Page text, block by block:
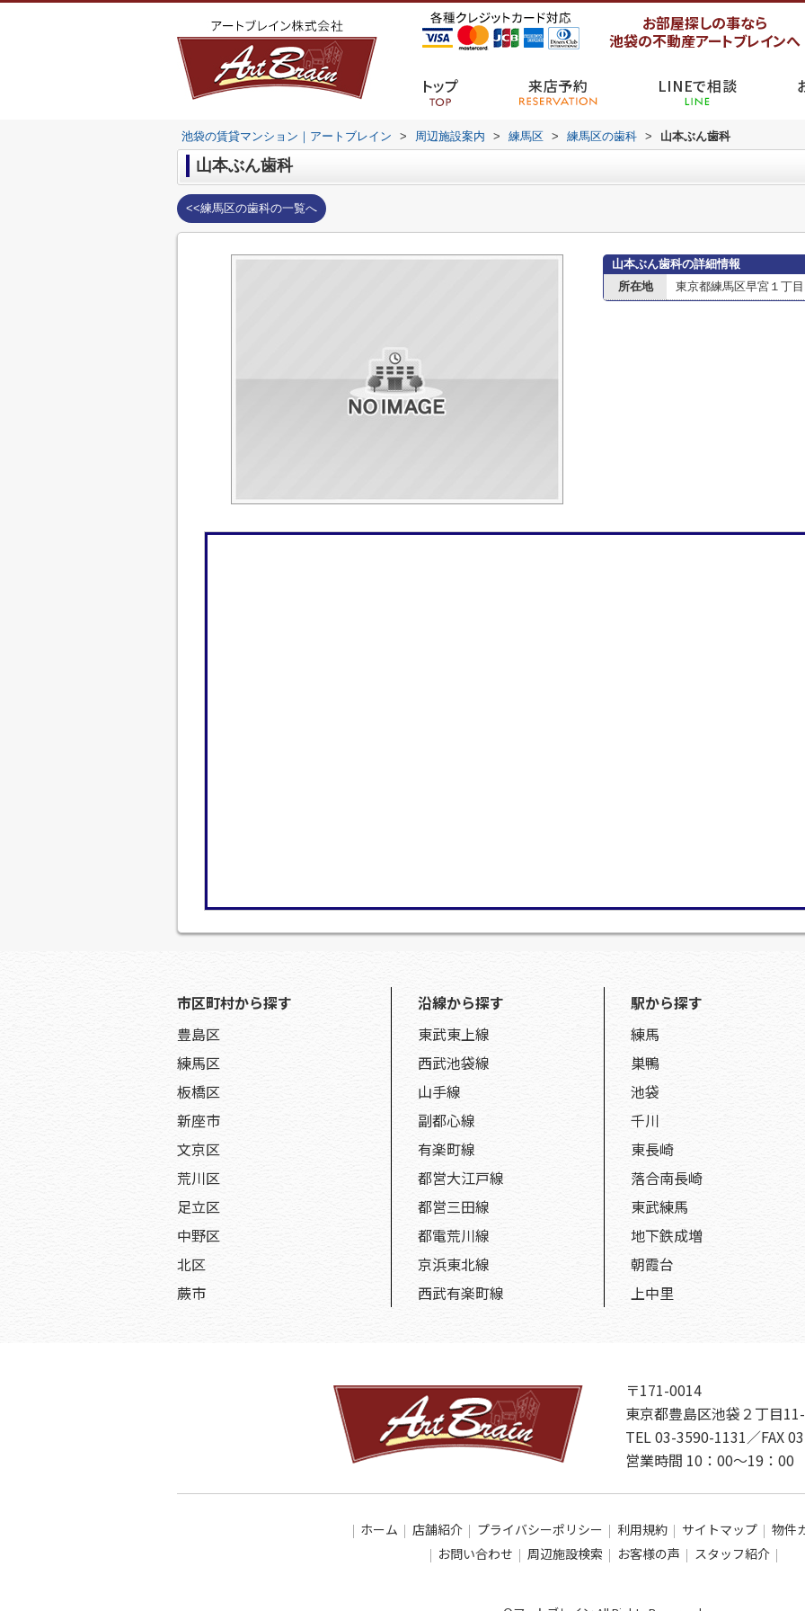
お部屋探しの事なら
池袋の不動産アートブレインへ
トップ 来店予約 LINEで相談
池袋の賃貸マンション｜アートブレイン > 周辺施設案内 > 練馬区 > 練馬区の歯科 > 山本ぶん歯科
山本ぶん歯科
<<練馬区の歯科の一覧へ
山本ぶん歯科の詳細情報
所在地
東京都練馬区早宮１丁
市区町村から探す
豊島区
練馬区
板橋区
新座市
文京区
荒川区
足立区
中野区
北区
蕨市
沿線から探す
東武東上線
西武池袋線
山手線
副都心線
有楽町線
都営大江戸線
都営三田線
都電荒川線
京浜東北線
西武有楽町線
駅から探す
練馬
巣鴨
池袋
千川
東長崎
落合南長崎
東武練馬
地下鉄成増
朝霞台
上中里
〒171-0014
東京都豊島区池袋２丁目
TEL 03-3590-1131／FAX
営業時間 10：00～19：
ホーム 店舗紹介 プライバシーポリシー 利用規約 サイトマップ
物件
お問い合わせ
周辺施設検索 お客様の声 スタッフ紹介